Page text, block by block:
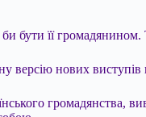
бути її
версію нових виступів
громадянства,